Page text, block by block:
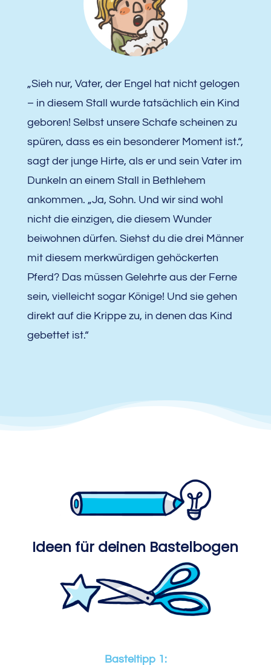
„Sieh nur, Vater, der Engel hat nicht gelogen
– in diesem Stall wurde tatsächlich ein Kind
geboren! Selbst unsere Schafe scheinen zu
spüren, dass es ein besonderer Moment ist.“,
sagt der junge Hirte, als er und sein Vater im
Dunkeln an einem Stall in Bethlehem
ankommen. „Ja, Sohn. Und wir sind wohl
nicht die einzigen, die diesem Wunder
beiwohnen dürfen. Siehst du die drei Männer
mit diesem merkwürdigen gehöckerten
Pferd? Das müssen Gelehrte aus der Ferne
sein, vielleicht sogar Könige! Und sie gehen
direkt auf die Krippe zu, in denen das Kind
gebettet ist.“
Ideen für deinen Bastelbogen
Basteltipp 1: